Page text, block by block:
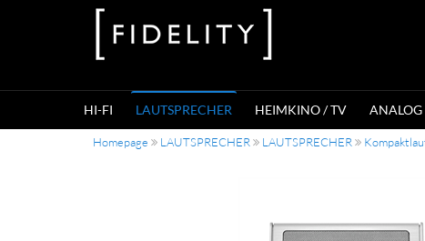
HI-FI LAUTSPRECHER HEIMKINO / TV ANALOG
Homepage LAUTSPRECHER LAUTSPRECHER